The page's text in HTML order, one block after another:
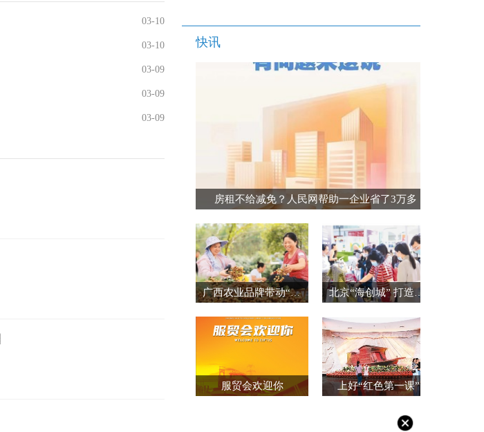
03-10
03-10
03-09
03-09
03-09
快讯
房租不给减免？人民网帮助一企业省了3万多
广西农业品牌带动“桂品出乡” 北京“海创城” 打造创新创业集聚区（创业资讯）
服贸会欢迎你 上好“红色第一课”